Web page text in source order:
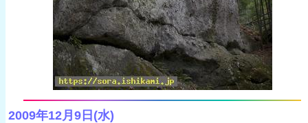
2009年12月9日(水)